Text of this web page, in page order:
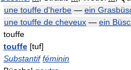
une touffe d'herbe — ein
une touffe de cheveux — ein
touffe
touffe [tuf]
Substantif féminin